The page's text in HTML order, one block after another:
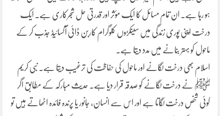
ہو رہا ہے۔ ان تمام مسائل کا ایک مؤثر اور قدرتی حل شجرکاری ہے۔ ایک
درخت اپنی پوری زندگی میں سینکڑوں کلوگرام کاربن ڈائی آکسائیڈ جذب کر کے
ماحول کو بہتر بنانے میں مدد دیتا ہے۔
اسلام بھی درخت لگانے اور ماحول کی حفاظت کی ترغیب دیتا ہے۔ نبی کریم
ﷺ نے درخت لگانے کو صدقہ قرار دیا ہے۔ حدیث مبارکہ کے مطابق اگر
کوئی شخص درخت لگاتا ہے اور اس سے انسان، جانور یا پرندہ فائدہ اٹھاتے ہیں تو